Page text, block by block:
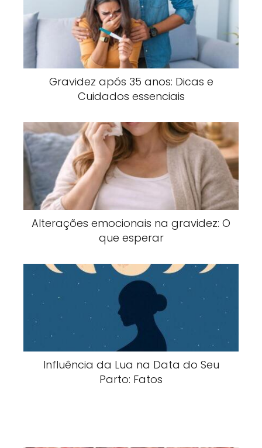
Gravidez após 35 anos: Dicas e
Cuidados essenciais
Alterações emocionais na gravidez: O
que esperar
Influência da Lua na Data do Seu
Parto: Fatos